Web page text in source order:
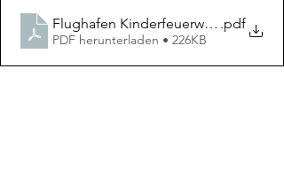
Flughafen Kinderfeuerwehr.pdf
PDF herunterladen • 226KB